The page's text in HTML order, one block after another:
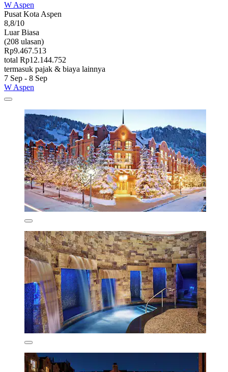
W Aspen
Pusat Kota Aspen
8,8/10
Luar Biasa
(208 ulasan)
Rp9.467.513
total Rp12.144.752
termasuk pajak & biaya lainnya
7 Sep - 8 Sep
W Aspen